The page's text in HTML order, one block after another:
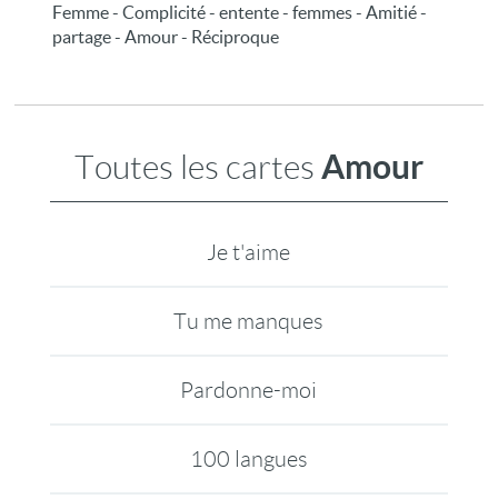
Femme - Complicité - entente - femmes - Amitié -
partage - Amour - Réciproque
Toutes les cartes Amour
Je t'aime
Tu me manques
Pardonne-moi
100 langues